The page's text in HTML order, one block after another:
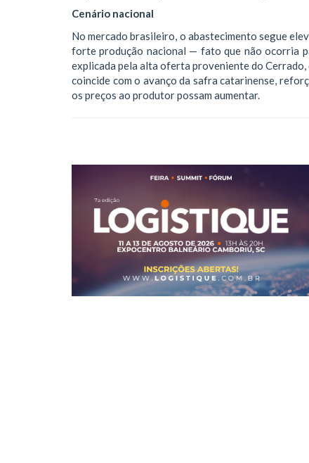
Cenário nacional
No mercado brasileiro, o abastecimento segue
forte produção nacional — fato que não ocorria
explicada pela alta oferta proveniente do
coincide com o avanço da safra catarinense,
os preços ao produtor possam aumentar.